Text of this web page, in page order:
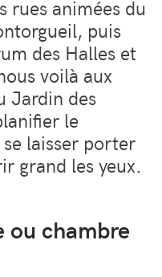
rues animées du
puis
des Halles et
voilà aux
Jardin des
le
laisser porter
grand les yeux.
ou chambre